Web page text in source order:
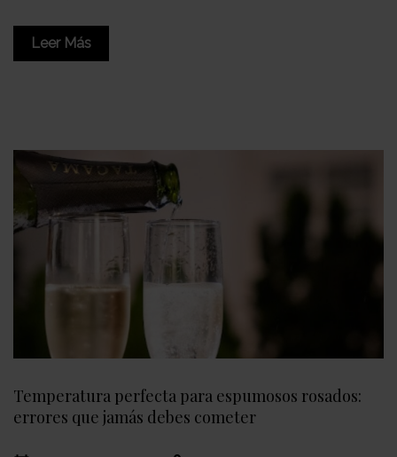
Leer Más
Temperatura perfecta para espumosos rosados:
errores que jamás debes cometer